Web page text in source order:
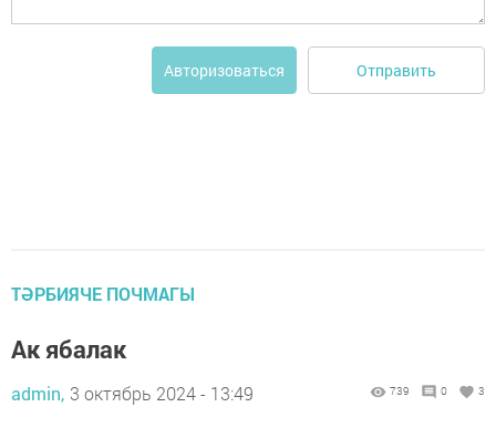
Авторизоваться Отправить
ТӘРБИЯЧЕ ПОЧМАГЫ
Ак ябалак
admin, 3 октябрь 2024 - 13:49 739 0 3